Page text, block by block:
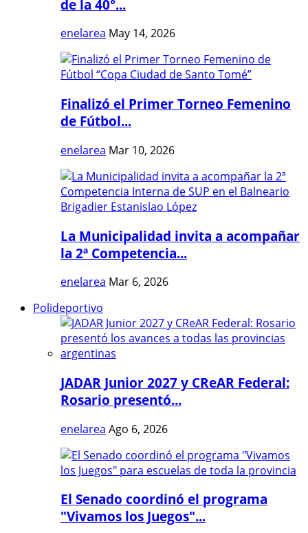
de la 40°...
enelarea May 14, 2026
Finalizó el Primer Torneo Femenino
de Fútbol...
enelarea Mar 10, 2026
La Municipalidad invita a acompañar
la 2ª Competencia...
enelarea Mar 6, 2026
Polideportivo
JADAR Junior 2027 y CReAR Federal:
Rosario presentó...
enelarea Ago 6, 2026
El Senado coordinó el programa
"Vivamos los Juegos"...